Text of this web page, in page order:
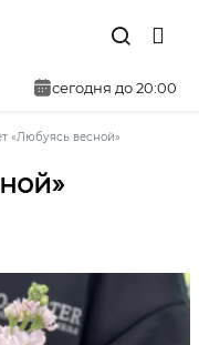
сегодня до 20:00
«Любуясь весной»